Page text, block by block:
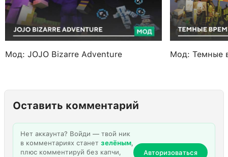
Мод: JOJO Bizarre Adventure Мод: Темные
Оставить комментарий
Нет аккаунта? Войди — твой ник
в комментариях станет зелёным,
плюс комментируй без капчи,
Авторизоваться